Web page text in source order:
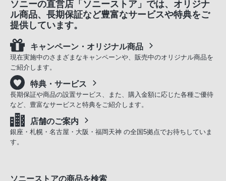
ソニーの直営店「ソニーストア」では、オリジナ
ル商品、長期保証など豊富なサービスや特典をご
提供しています。
キャンペーン・オリジナル商品
現在実施中のさまざまなキャンペーンや、販売中のオリジナル商品を
ご紹介します。
特典・サービス
長期保証や商品の設置サービス、また、購入金額に応じた各種ご優待
など、豊富なサービスと特典をご紹介します。
店舗のご案内
銀座・札幌・名古屋・大阪・福岡天神 の全国5拠点でお待ちしていま
す。
ソニーストアの商品を検索